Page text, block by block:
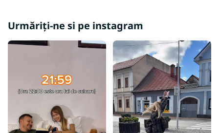
Urmăriți-ne si pe instagram